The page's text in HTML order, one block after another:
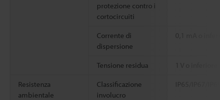
protezione contro i
cortocircuiti
Corrente di
dispersione
0,1 mA o
Tensione residua
Resistenza
ambientale
Classificazione
involucro
IP65/IP67/